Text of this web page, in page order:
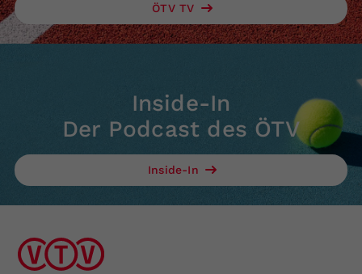
ÖTV TV
Inside-In
Der Podcast des ÖTV
Inside-In